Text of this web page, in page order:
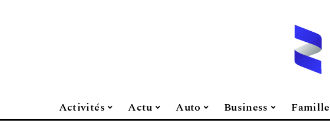
Activités Actu Auto Business Famille